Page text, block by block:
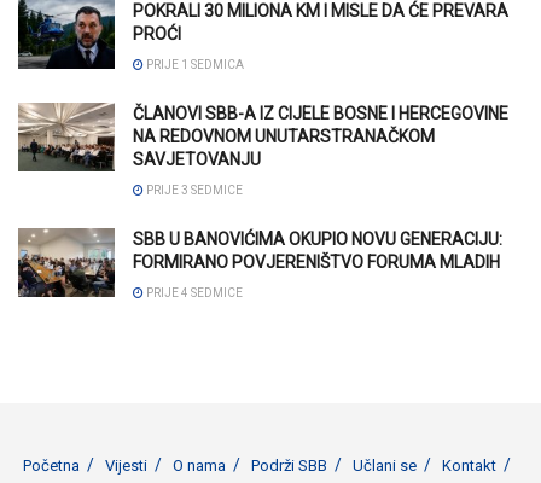
POKRALI 30 MILIONA KM I MISLE DA ĆE PREVARA
PROĆI
PRIJE 1 SEDMICA
ČLANOVI SBB-A IZ CIJELE BOSNE I HERCEGOVINE
NA REDOVNOM UNUTARSTRANAČKOM
SAVJETOVANJU
PRIJE 3 SEDMICE
SBB U BANOVIĆIMA OKUPIO NOVU GENERACIJU:
FORMIRANO POVJERENIŠTVO FORUMA MLADIH
PRIJE 4 SEDMICE
Početna Vijesti O nama Podrži SBB Učlani se Kontakt